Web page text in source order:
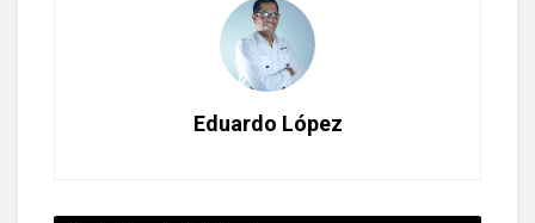
Eduardo López